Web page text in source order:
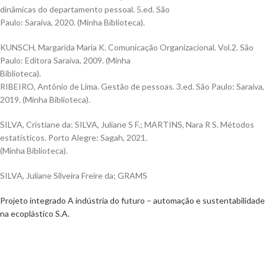
dinâmicas do departamento pessoal. 5.ed. São
Paulo: Saraiva, 2020. (Minha Biblioteca).
KUNSCH, Margarida Maria K. Comunicação Organizacional. Vol.2. São
Paulo: Editora Saraiva, 2009. (Minha
Biblioteca).
RIBEIRO, Antônio de Lima. Gestão de pessoas. 3.ed. São Paulo: Saraiva,
2019. (Minha Biblioteca).
SILVA, Cristiane da; SILVA, Juliane S F.; MARTINS, Nara R S. Métodos
estatísticos. Porto Alegre: Sagah, 2021.
(Minha Biblioteca).
SILVA, Juliane Silveira Freire da; GRAMS
Projeto integrado A indústria do futuro – automação e sustentabilidade
na ecoplástico S.A.